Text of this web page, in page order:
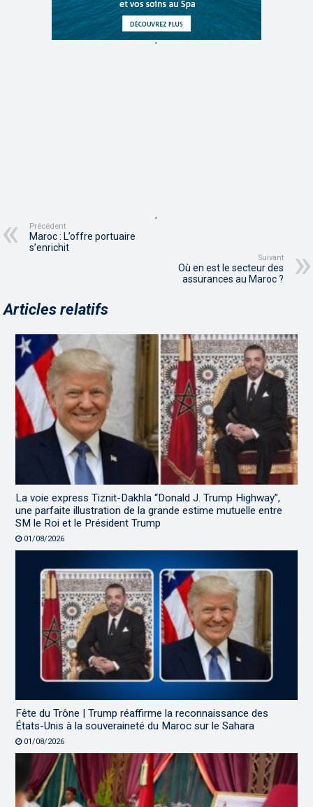
,
Précédent
Maroc : L’offre portuaire
s’enrichit
Suivant
Où en est le secteur des
assurances au Maroc ?
Articles relatifs
La voie express Tiznit-Dakhla “Donald J. Trump Highway”,
une parfaite illustration de la grande estime mutuelle entre
SM le Roi et le Président Trump
01/08/2026
Fête du Trône | Trump réaffirme la reconnaissance des
États-Unis à la souveraineté du Maroc sur le Sahara
01/08/2026